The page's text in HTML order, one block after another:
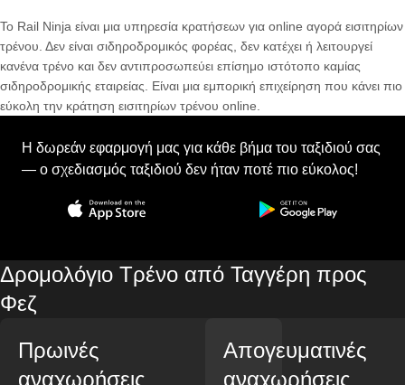
Το Rail Ninja είναι μια υπηρεσία κρατήσεων για online αγορά εισιτηρίων
τρένου. Δεν είναι σιδηροδρομικός φορέας, δεν κατέχει ή λειτουργεί
κανένα τρένο και δεν αντιπροσωπεύει επίσημο ιστότοπο καμίας
σιδηροδρομικής εταιρείας. Είναι μια εμπορική επιχείρηση που κάνει πιο
εύκολη την κράτηση εισιτηρίων τρένου online.
Η δωρεάν εφαρμογή μας για κάθε βήμα του ταξιδιού σας
— ο σχεδιασμός ταξιδιού δεν ήταν ποτέ πιο εύκολος!
Δρομολόγιο Τρένο από Ταγγέρη προς
Φεζ
Πρωινές
αναχωρήσεις
Απογευματινές
αναχωρήσεις